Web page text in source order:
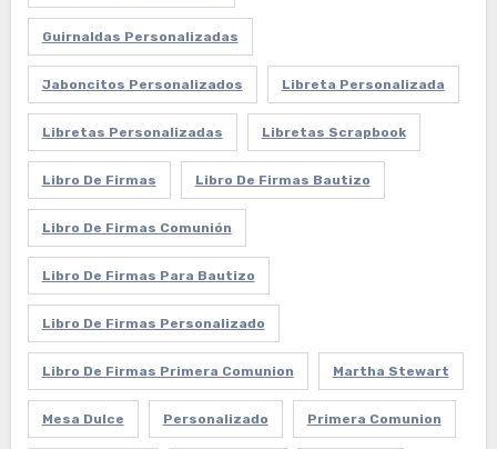
Guirnaldas Personalizadas
Jaboncitos Personalizados Libreta Personalizada
Libretas Personalizadas Libretas Scrapbook
Libro De Firmas Libro De Firmas Bautizo
Libro De Firmas Comunión
Libro De Firmas Para Bautizo
Libro De Firmas Personalizado
Libro De Firmas Primera Comunion Martha Stewart
Mesa Dulce Personalizado Primera Comunion